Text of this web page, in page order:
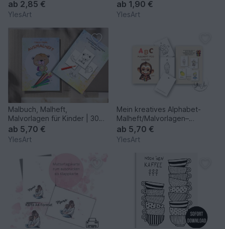
ausdrucken
ab 2,85 €
YlesArt
ausdrucken und beschriften
ab 1,90 €
YlesArt
Malbuch, Malheft,
Malvorlagen für Kinder | 30
tolle Tiere | Download
ab 5,70 €
YlesArt
Mein kreatives Alphabet-
Malheft/Malvorlagen–
Buchstaben lernen &
gestalten
ab 5,70 €
YlesArt